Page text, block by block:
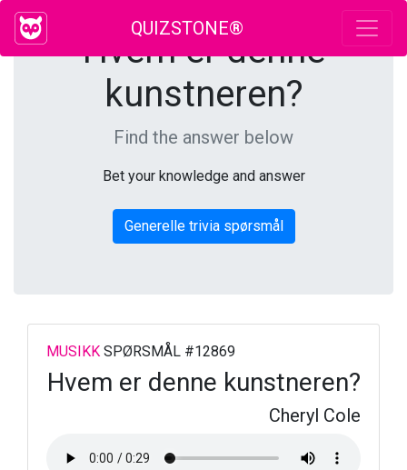
QUIZSTONE®
Hvem er denne
kunstneren?
Find the answer below
Bet your knowledge and answer
Generelle trivia spørsmål
MUSIKK SPØRSMÅL #12869
Hvem er denne kunstneren?
Cheryl Cole